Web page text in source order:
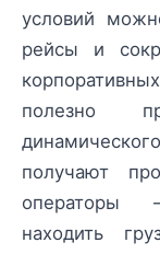
условий
рейсы и
полезно
получают
операторы
находить